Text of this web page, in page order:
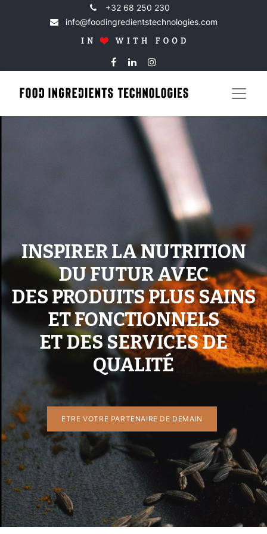
+32 68 250 230
info@foodingredientstechnologies.com
INSPIRER LA NUTRITION
DU FUTUR AVEC
DES PRODUITS PLUS SAINS
ET FONCTIONNELS
ET DES SERVICES DE
QUALITÉ
ETRE VO​​TRE PA​​RTENAIRE DE DEMAIN